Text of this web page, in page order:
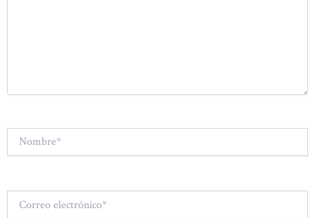
electrónico*